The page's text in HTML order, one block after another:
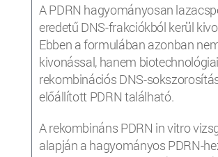
A PDRN hagyományosan
eredetű DNS-frakciókból kerül
Ebben a formulában azonban
kivonással, hanem
rekombinációs DNS-
előállított PDRN található.
A rekombináns PDRN in vitro
alapján a hagyományos PDRN-